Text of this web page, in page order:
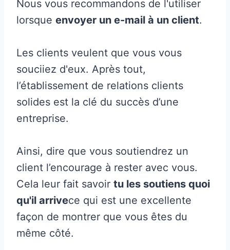
Nous vous recommandons de l'utiliser
lorsque envoyer un e-mail à un client.
Les clients veulent que vous vous
souciiez d'eux. Après tout,
l’établissement de relations clients
solides est la clé du succès d’une
entreprise.
Ainsi, dire que vous soutiendrez un
client l’encourage à rester avec vous.
Cela leur fait savoir tu les soutiens quoi
qu'il arrivece qui est une excellente
façon de montrer que vous êtes du
même côté.